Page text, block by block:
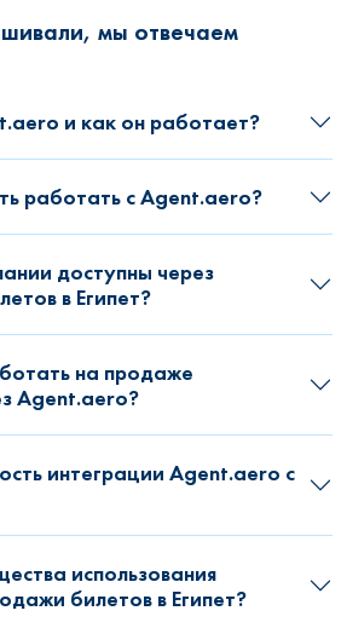
мы отвечаем
и как он работает?
работать с Agent.aero?
доступны через
в Египет?
на продаже
Agent.aero?
интеграции Agent.aero с
использования
билетов в Египет?